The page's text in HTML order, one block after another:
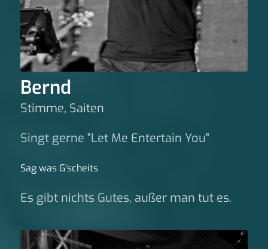
Bernd
Stimme, Saiten
Singt gerne "Let Me Entertain You"
Sag was G‘scheits
Es gibt nichts Gutes, außer man tut es.